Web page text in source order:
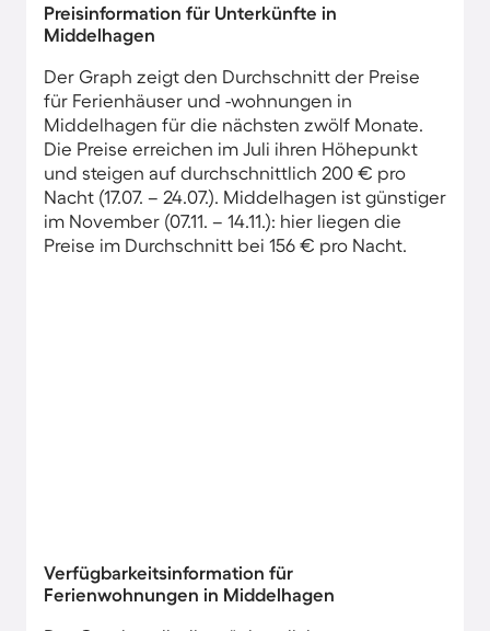
Preisinformation für Unterkünfte in
Middelhagen
Der Graph zeigt den Durchschnitt der Preise
für Ferienhäuser und -wohnungen in
Middelhagen für die nächsten zwölf Monate.
Die Preise erreichen im Juli ihren Höhepunkt
und steigen auf durchschnittlich 200 € pro
Nacht (17.07. – 24.07.). Middelhagen ist günstiger
im November (07.11. – 14.11.): hier liegen die
Preise im Durchschnitt bei 156 € pro Nacht.
Verfügbarkeitsinformation für
Ferienwohnungen in Middelhagen